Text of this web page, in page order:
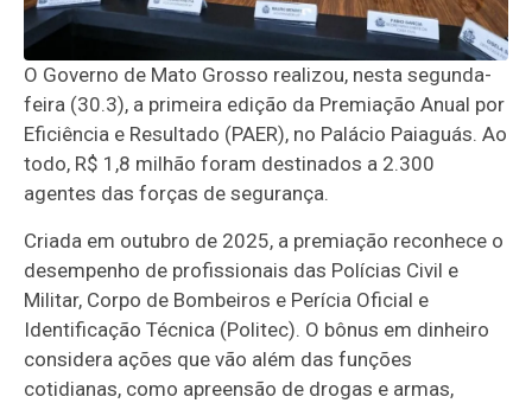
O Governo de Mato Grosso realizou, nesta segunda-
feira (30.3), a primeira edição da Premiação Anual por
Eficiência e Resultado (PAER), no Palácio Paiaguás. Ao
todo, R$ 1,8 milhão foram destinados a 2.300
agentes das forças de segurança.
Criada em outubro de 2025, a premiação reconhece o
desempenho de profissionais das Polícias Civil e
Militar, Corpo de Bombeiros e Perícia Oficial e
Identificação Técnica (Politec). O bônus em dinheiro
considera ações que vão além das funções
cotidianas, como apreensão de drogas e armas,